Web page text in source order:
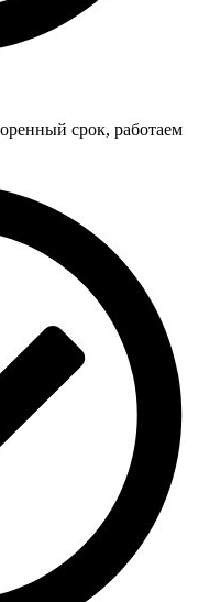
срок, работаем